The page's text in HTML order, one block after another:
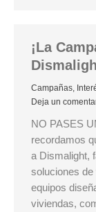
¡La
Campañas,
Deja un
NO PASES
recordamos
a Dismalight,
soluciones
equipos
viviendas,